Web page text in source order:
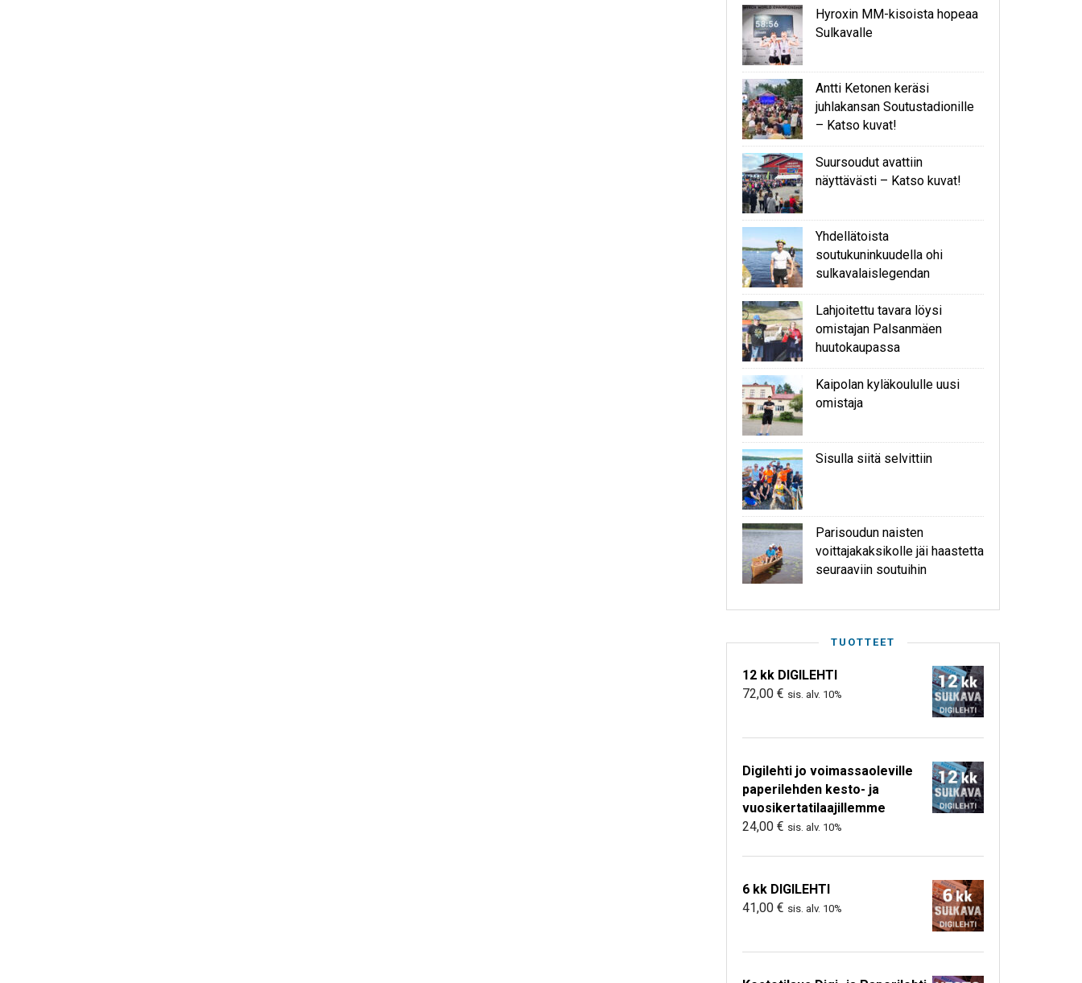
Hyroxin MM-kisoista hopeaa
Sulkavalle
Antti Ketonen keräsi
juhlakansan Soutustadionille
– Katso kuvat!
Suursoudut avattiin
näyttävästi – Katso kuvat!
Yhdellätoista
soutukuninkuudella ohi
sulkavalaislegendan
Lahjoitettu tavara löysi
omistajan Palsanmäen
huutokaupassa
Kaipolan kyläkoululle uusi
omistaja
Sisulla siitä selvittiin
Parisoudun naisten
voittajakaksikolle jäi haastetta
seuraaviin soutuihin
TUOTTEET
12 kk DIGILEHTI
72,00 € sis. alv. 10%
Digilehti jo voimassaoleville
paperilehden kesto- ja
vuosikertatilaajillemme
24,00 € sis. alv. 10%
6 kk DIGILEHTI
41,00 € sis. alv. 10%